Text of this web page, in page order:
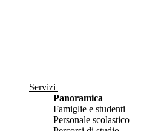
Servizi
Panoramica
Famiglie e studenti
Personale scolastico